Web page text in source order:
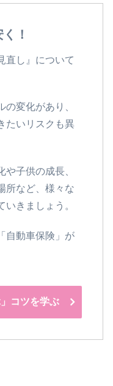
！
直し』について
の変化があり、
たいリスクも異
子供の成長、
所など、様々な
きましょう。
自動車保険」が
コツを学ぶ